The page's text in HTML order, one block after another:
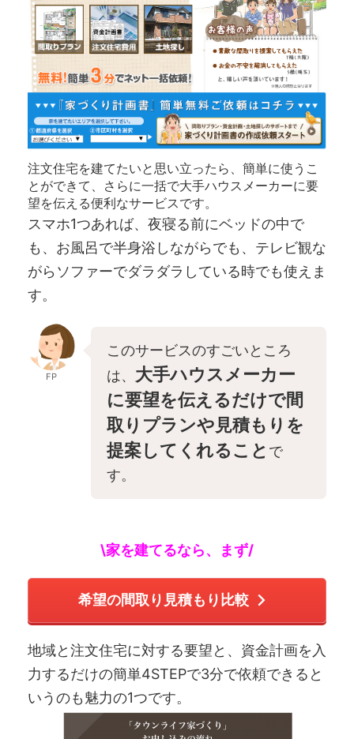
注文住宅を建てたいと思い立ったら、簡単に使うこ
とができて、さらに一括で大手ハウスメーカーに要
望を伝える便利なサービスです。
スマホ1つあれば、夜寝る前にベッドの中で
も、お風呂で半身浴しながらでも、テレビ観な
がらソファーでダラダラしている時でも使えま
す。
FP
このサービスのすごいところ
は、 大手ハウスメーカー
に要望を伝えるだけで間
取りプランや見積もりを
提案してくれること で
す。
\家を建てるなら、まず/
希望の間取り見積もり比較
地域と注文住宅に対する要望と、資金計画を入
力するだけの簡単4STEPで3分で依頼できると
いうのも魅力の1つです。